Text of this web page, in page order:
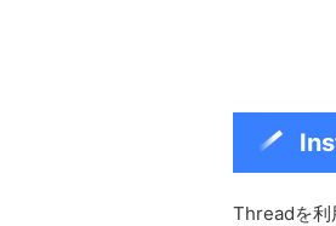
Threadを利